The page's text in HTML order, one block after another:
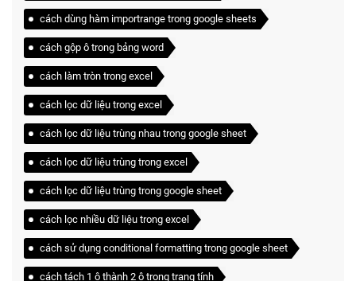
cách dùng hàm importrange trong google sheets
cách gộp ô trong bảng word
cách làm tròn trong excel
cách lọc dữ liệu trong excel
cách lọc dữ liệu trùng nhau trong google sheet
cách lọc dữ liệu trùng trong excel
cách lọc dữ liệu trùng trong google sheet
cách lọc nhiều dữ liệu trong excel
cách sử dụng conditional formatting trong google sheet
cách tách 1 ô thành 2 ô trong trang tính